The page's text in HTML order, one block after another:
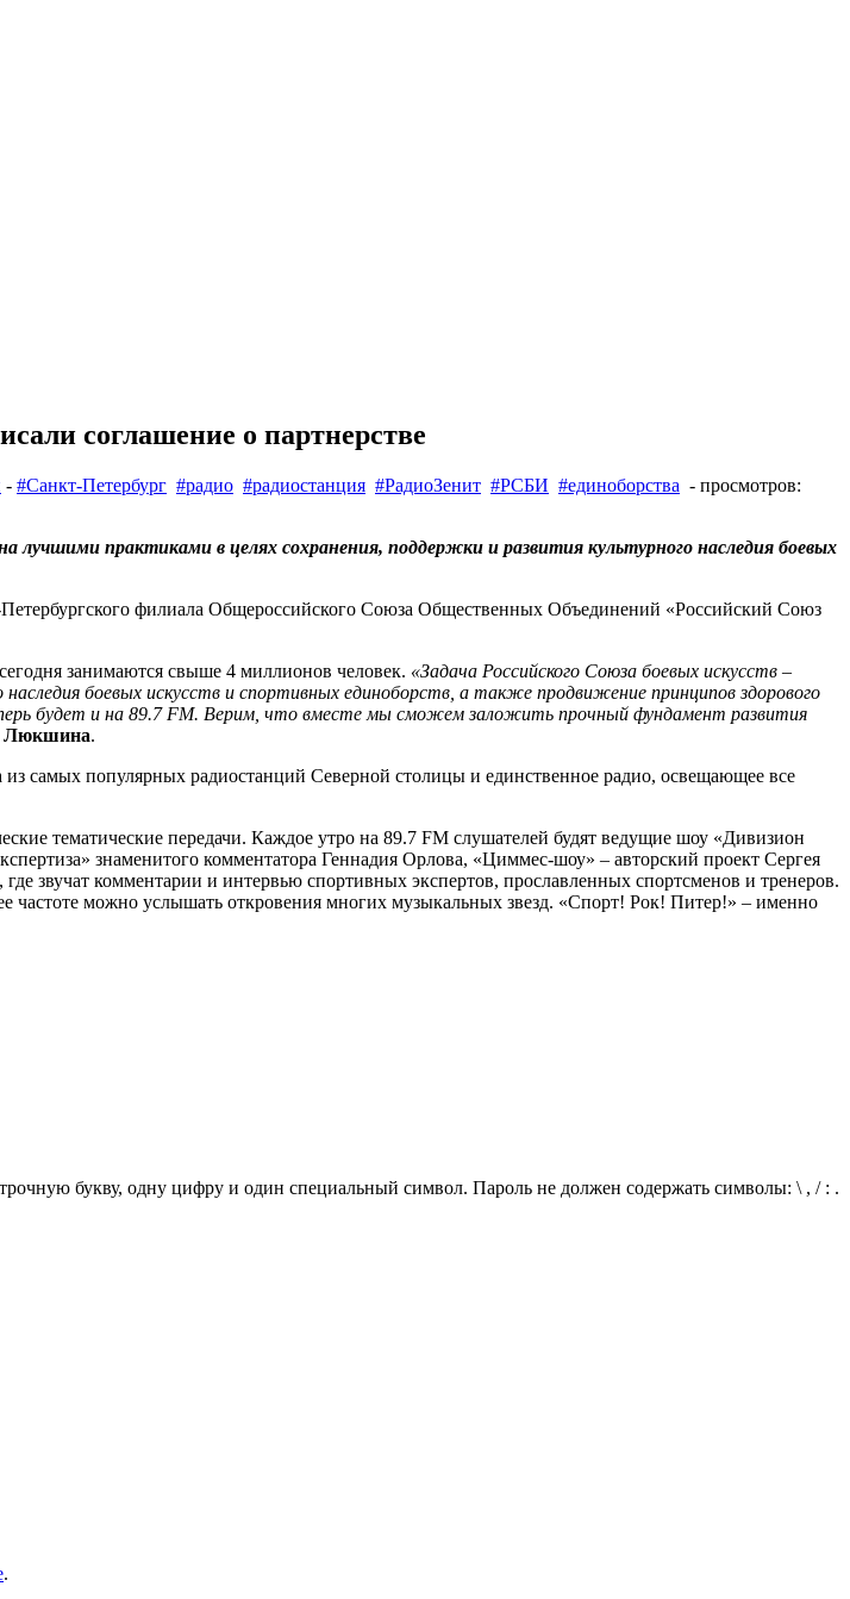
соглашение о партнерстве
- #Санкт-Петербург #радио #радиостанция #РадиоЗенит #РСБИ #единоборства - просмотров:
лучшими практиками в целях сохранения, поддержки и развития культурного наследия боевых
филиала Общероссийского Союза Общественных Объединений «Российский Союз
занимаются свыше 4 миллионов человек. «Задача Российского Союза боевых искусств –
боевых искусств и спортивных единоборств, а также продвижение принципов здорового
будет и на 89.7 FM. Верим, что вместе мы сможем заложить прочный фундамент развития
Люкшина.
самых популярных радиостанций Северной столицы и единственное радио, освещающее все
тематические передачи. Каждое утро на 89.7 FM слушателей будят ведущие шоу «Дивизион
знаменитого комментатора Геннадия Орлова, «Циммес-шоу» – авторский проект Сергея
звучат комментарии и интервью спортивных экспертов, прославленных спортсменов и тренеров.
частоте можно услышать откровения многих музыкальных звезд. «Спорт! Рок! Питер!» – именно
букву, одну цифру и один специальный символ. Пароль не должен содержать символы: \ , / : .
.